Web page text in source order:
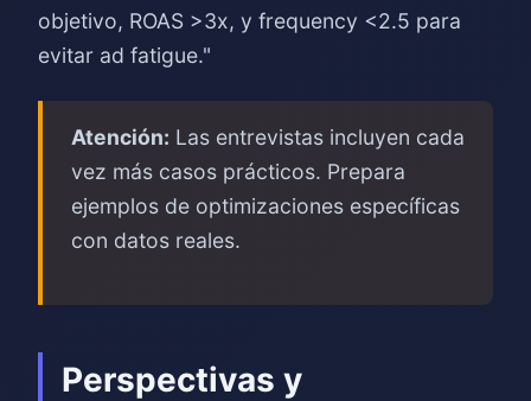
objetivo, ROAS >3x, y frequency <2.5 para
evitar ad fatigue."
Atención: Las entrevistas incluyen cada
vez más casos prácticos. Prepara
ejemplos de optimizaciones específicas
con datos reales.
Perspectivas y